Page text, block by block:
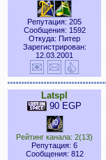
Репутация: 205
Сообщения: 1592
Откуда: Питер
Зарегистрирован:
12.03.2001
Latspl
90 EGP
Рейтинг канала: 2(13)
Репутация: 6
Сообщения: 812